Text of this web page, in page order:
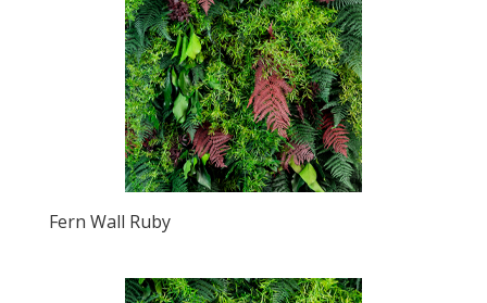
Fern Wall Ruby